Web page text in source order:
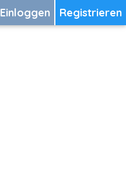
Registrieren
Einloggen